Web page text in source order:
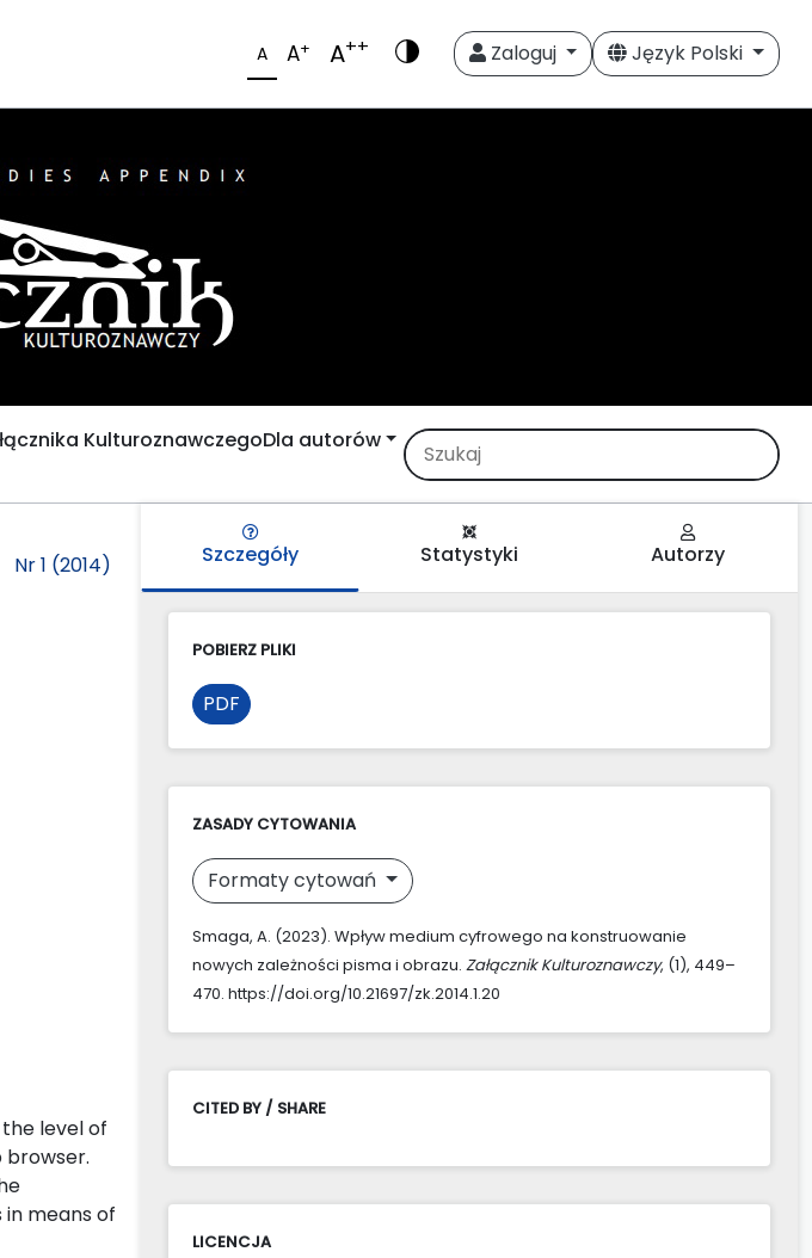
A A+ A++ Zaloguj Język Polski
KulturoznawczegoDla autorów
Nr 1 (2014)
level of
browser.
means of
Szczegóły Statystyki Autorzy
POBIERZ PLIKI
PDF
ZASADY CYTOWANIA
Formaty cytowań
Smaga, A. (2023). Wpływ medium cyfrowego na konstruowanie
nowych zależności pisma i obrazu. Załącznik Kulturoznawczy, (1), 449–
470. https://doi.org/10.21697/zk.2014.1.20
CITED BY / SHARE
LICENCJA